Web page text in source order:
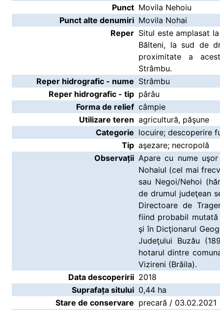
Punct Movila Nehoiu
Punct alte denumiri Movila Nohai
Reper Situl este amplasat
Bălteni, la sud de
proximitate a
Strâmbu.
Reper hidrografic - nume Strâmbu
Reper hidrografic - tip pârâu
Forma de relief câmpie
Utilizare teren agricultură, păşune
Categorie locuire; descoperire
Tip aşezare; necropolă
Observații Apare cu nume
Nohaiul (cel mai
sau Negoi/Nehoi
de drumul judeţean
Directoare de
fiind probabil mutată
şi în Dicţionarul
Judeţului Buzău
hotarul dintre
Vizireni (Brăila).
Data descoperirii 2018
Suprafața sitului 0,44 ha
Stare de conservare precară / 03.02.2021